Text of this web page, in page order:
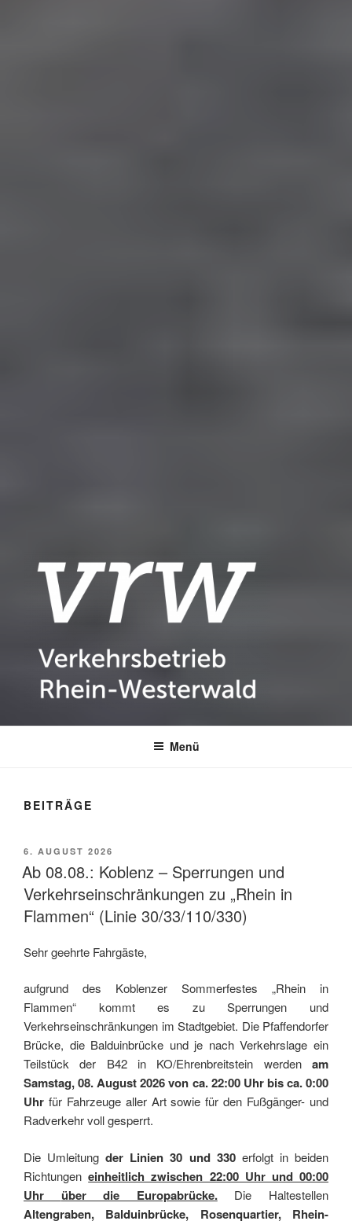
VERKEHRSBETRIEB RHEIN-
WESTERWALD VRW
Busverkehr in Stadt und Kreis Neuwied
Menü
BEITRÄGE
VERÖFFENTLICHT
AM
6. AUGUST 2026
Ab 08.08.: Koblenz – Sperrungen und
Verkehrseinschränkungen zu „Rhein in
Flammen“ (Linie 30/33/110/330)
Sehr geehrte Fahrgäste,
aufgrund des Koblenzer Sommerfestes „Rhein in
Flammen“ kommt es zu Sperrungen und
Verkehrseinschränkungen im Stadtgebiet. Die Pfaffendorfer
Brücke, die Balduinbrücke und je nach Verkehrslage ein
Teilstück der B42 in KO/Ehrenbreitstein werden am
Samstag, 08. August 2026 von ca. 22:00 Uhr bis ca. 0:00
Uhr für Fahrzeuge aller Art sowie für den Fußgänger- und
Radverkehr voll gesperrt.
Die Umleitungder Linien 30 und 330erfolgt in beiden
Richtungeneinheitlich zwischen 22:00 Uhr und 00:00
Uhr über die Europabrücke. Die Haltestellen
Altengraben, Balduinbrücke, Rosenquartier, Rhein-